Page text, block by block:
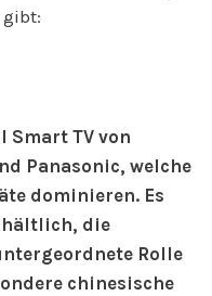
gibt:
Smart TV von
Panasonic, welche
dominieren. Es
die
Rolle
chinesische